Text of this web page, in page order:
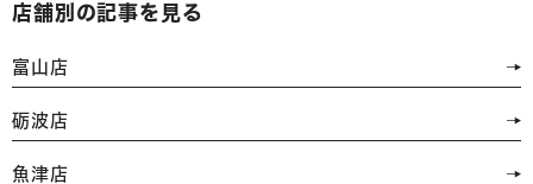
店舗別の記事を見る
富山店
砺波店
魚津店